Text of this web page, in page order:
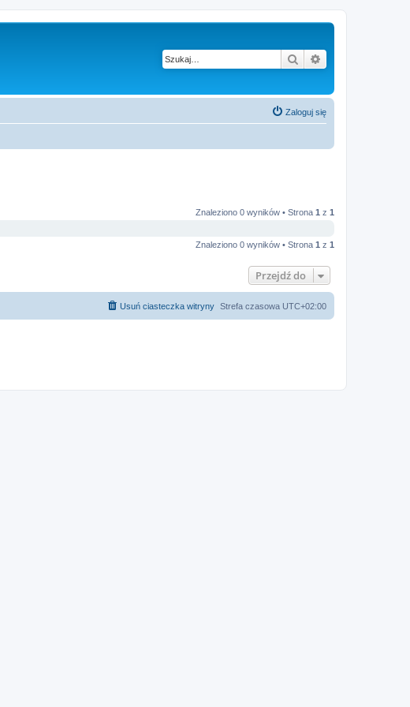
Szukaj
Zaloguj się
Znaleziono 0 wyników • Strona 1 z 1
Znaleziono 0 wyników • Strona 1 z 1
Przejdź do
Strefa czasowa UTC+02:00
Usuń ciasteczka witryny